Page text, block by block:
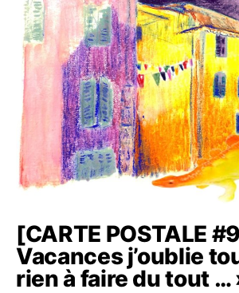
[CARTE POSTALE
Vacances j’oublie
rien à faire du tout …